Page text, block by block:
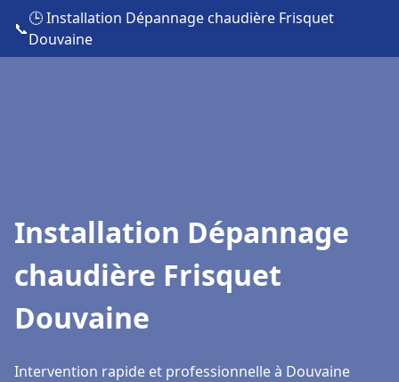
📞
🕒 Installation Dépannage chaudière Frisquet
Douvaine
Installation Dépannage
chaudière Frisquet
Douvaine
Intervention rapide et professionnelle à Douvaine